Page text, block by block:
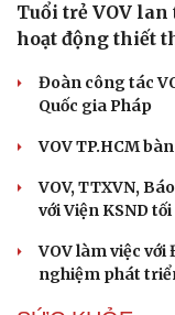
Tuổi trẻ VOV
hoạt động thiết
Đoàn công tác
Quốc gia Pháp
VOV TP.HCM
VOV, TTXVN,
với Viện KSND
VOV làm việc với
nghiệm phát